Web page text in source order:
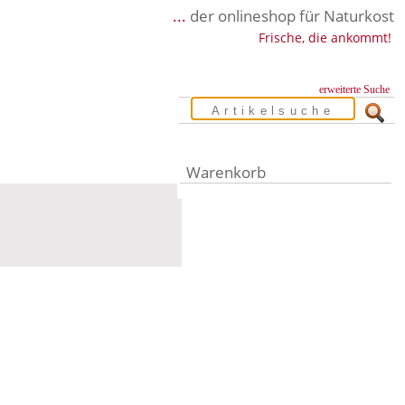
... der onlineshop für Naturkost
Frische, die ankommt!
erweiterte Suche
Warenkorb